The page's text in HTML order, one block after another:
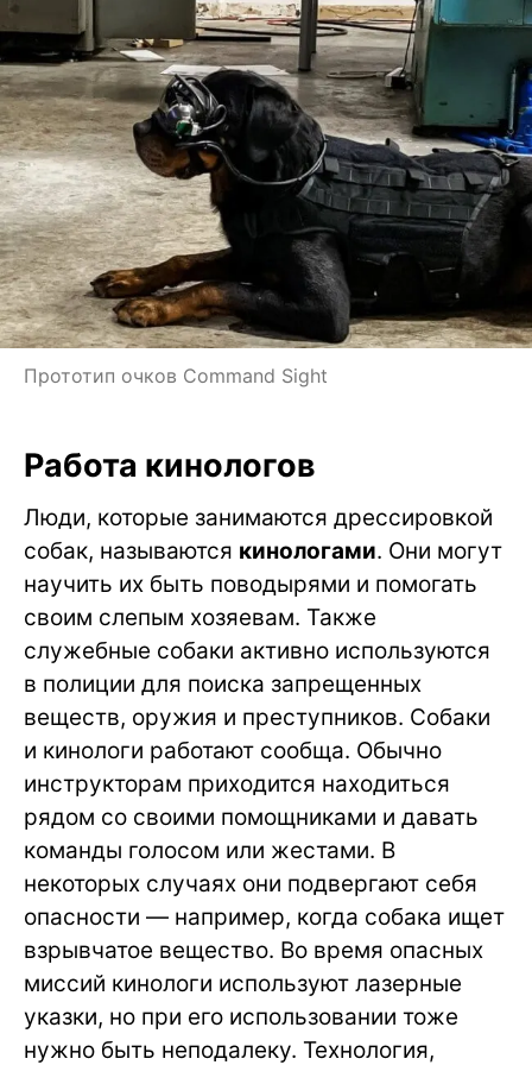
Прототип очков Command Sight
Работа кинологов
Люди, которые занимаются дрессировкой
собак, называются кинологами. Они могут
научить их быть поводырями и помогать
своим слепым хозяевам. Также
служебные собаки активно используются
в полиции для поиска запрещенных
веществ, оружия и преступников. Собаки
и кинологи работают сообща. Обычно
инструкторам приходится находиться
рядом со своими помощниками и давать
команды голосом или жестами. В
некоторых случаях они подвергают себя
опасности — например, когда собака ищет
взрывчатое вещество. Во время опасных
миссий кинологи используют лазерные
указки, но при его использовании тоже
нужно быть неподалеку. Технология,